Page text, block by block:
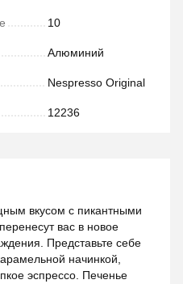
10
Алюминий
Nespresso Original
12236
вкусом с пикантными
вас в новое
Представьте себе
начинкой,
эспрессо. Печенье